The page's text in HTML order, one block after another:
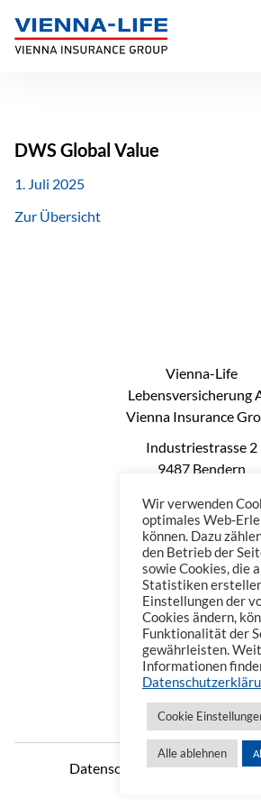
Inhalt
springen
DWS Global Value
1. Juli 2025
Zur Übersicht
Vienna-Life
Lebensversicherung
Vienna Insurance
Industriestrasse 2
9487 Bendern
Phone: +423 235
Telefax: +423 235
Mail: office@vienna-
Datenschutzerklärung
Wir verwenden
optimales Web-
können. Dazu
den Betrieb der
sowie Cookies, die
Statistiken
Einstellungen der
Cookies ändern,
Funktionalität der
gewährleisten.
Informationen
Cookie
Alle ablehnen